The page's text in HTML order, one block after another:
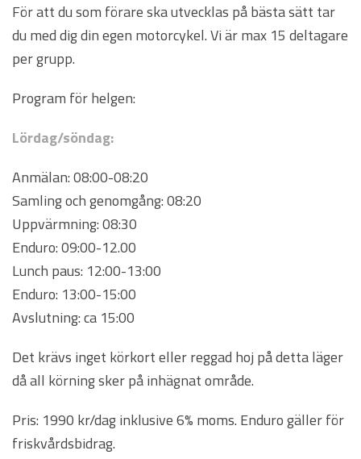
För att du som förare ska utvecklas på bästa sätt tar
du med dig din egen motorcykel. Vi är max 15 deltagare
per grupp.
Program för helgen:
Lördag/söndag:
Anmälan: 08:00-08:20
Samling och genomgång: 08:20
Uppvärmning: 08:30
Enduro: 09:00-12.00
Lunch paus: 12:00-13:00
Enduro: 13:00-15:00
Avslutning: ca 15:00
Det krävs inget körkort eller reggad hoj på detta läger
då all körning sker på inhägnat område.
Pris: 1990 kr/dag inklusive 6% moms. Enduro gäller för
friskvårdsbidrag.